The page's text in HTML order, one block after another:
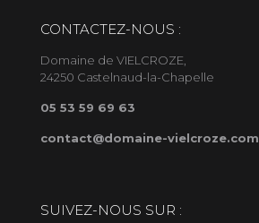
CONTACTEZ-NOUS :
Domaine de VIELCROZE,
24250 Castelnaud-la-Chapelle
05 53 59 69 63
contact@domaine-vielcroze.com
SUIVEZ-NOUS SUR :